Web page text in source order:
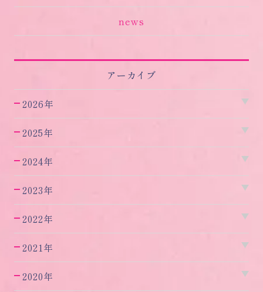
news
アーカイブ
2026年
2025年
2024年
2023年
2022年
2021年
2020年